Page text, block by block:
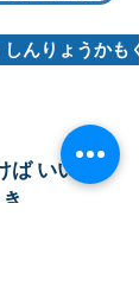
んりょうかも
いいか